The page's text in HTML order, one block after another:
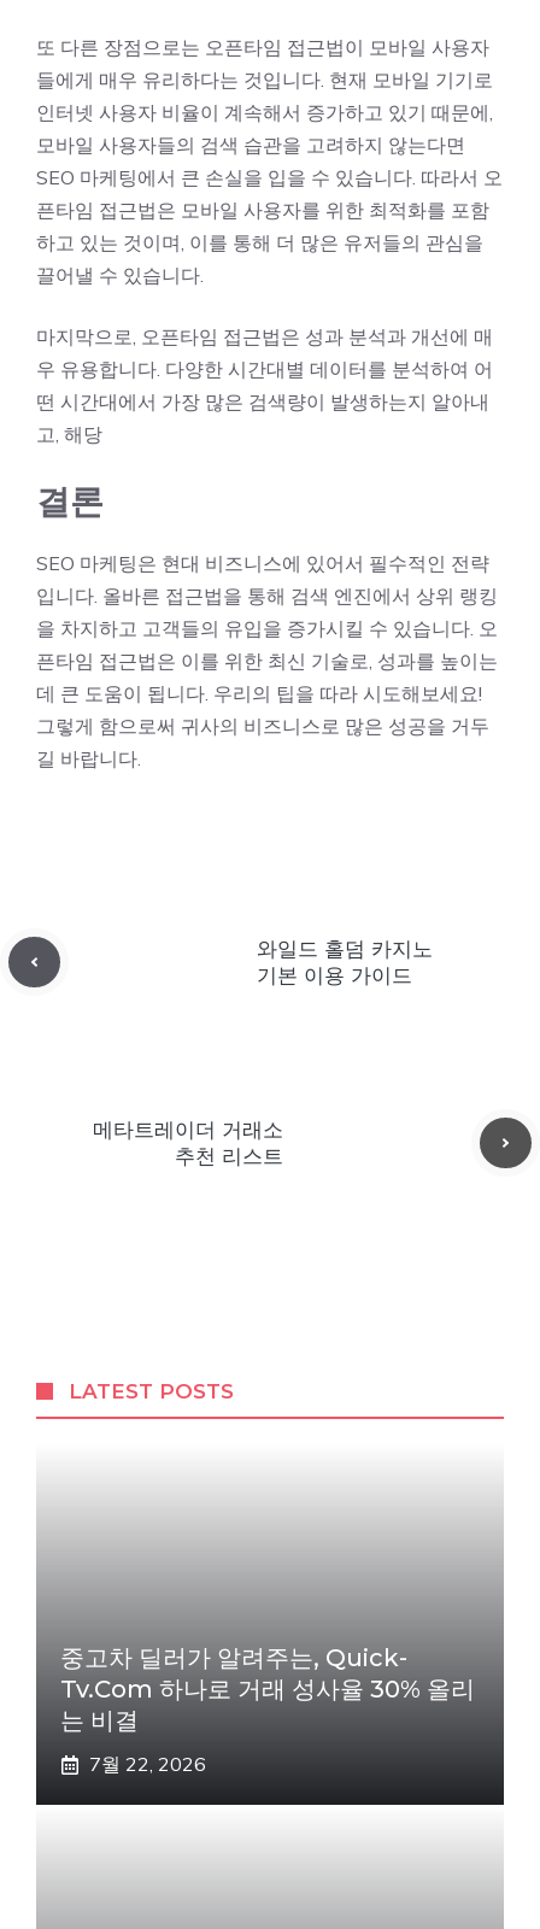
또 다른 장점으로는 오픈타임 접근법이 모바일 사용자
들에게 매우 유리하다는 것입니다. 현재 모바일 기기로
인터넷 사용자 비율이 계속해서 증가하고 있기 때문에,
모바일 사용자들의 검색 습관을 고려하지 않는다면
SEO 마케팅에서 큰 손실을 입을 수 있습니다. 따라서 오
픈타임 접근법은 모바일 사용자를 위한 최적화를 포함
하고 있는 것이며, 이를 통해 더 많은 유저들의 관심을
끌어낼 수 있습니다.
마지막으로, 오픈타임 접근법은 성과 분석과 개선에 매
우 유용합니다. 다양한 시간대별 데이터를 분석하여 어
떤 시간대에서 가장 많은 검색량이 발생하는지 알아내
고, 해당
결론
SEO 마케팅은 현대 비즈니스에 있어서 필수적인 전략
입니다. 올바른 접근법을 통해 검색 엔진에서 상위 랭킹
을 차지하고 고객들의 유입을 증가시킬 수 있습니다. 오
픈타임 접근법은 이를 위한 최신 기술로, 성과를 높이는
데 큰 도움이 됩니다. 우리의 팁을 따라 시도해보세요!
그렇게 함으로써 귀사의 비즈니스로 많은 성공을 거두
길 바랍니다.
와일드 홀덤 카지노
기본 이용 가이드
메타트레이더 거래소
추천 리스트
LATEST POSTS
중고차 딜러가 알려주는, Quick-
Tv.com 하나로 거래 성사율 30% 올리
는 비결
7월 22, 2026